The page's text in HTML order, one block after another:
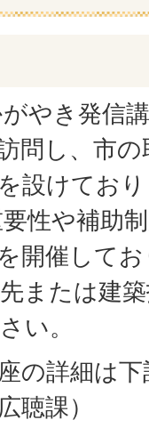
やき発信
問し、市
設けてお
性や補助
開催して
または建
い。
の詳細は
聴課）